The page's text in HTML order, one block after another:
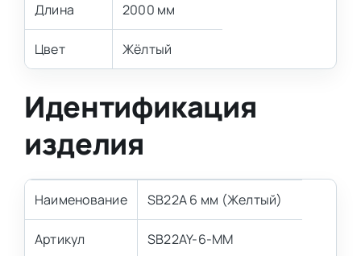
Длина 2000 мм
Цвет Жёлтый
Идентификация
изделия
Наименование SB22A 6 мм (Желтый)
Артикул SB22AY-6-MM